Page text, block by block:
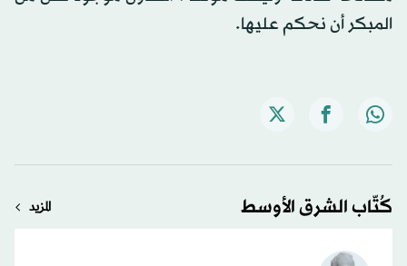
المبكر أن نحكم عليها.
كُتّاب الشرق الأوسط المزيد